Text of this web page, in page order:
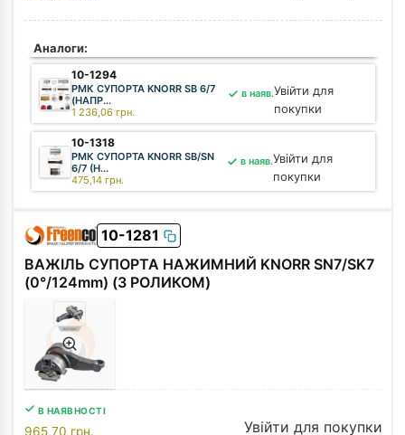
Аналоги:
10-1294
РМК СУПОРТА KNORR SB 6/7
(НАПР...
1 236,06 грн.
в наяв.Увійти для
покупки
10-1318
РМК СУПОРТА KNORR SB/SN
6/7 (Н...
475,14 грн.
в наяв.Увійти для
покупки
КОВПАК МЕТАЛЕВИЙ KNORR
SB 6/7 ...
59,94грн.
01-15078
ВТУЛКА СУПОРТА
ГУМОМЕТАЛЕВА KN...
162,24
10-1281
ВАЖІЛЬ СУПОРТА НАЖИМНИЙ KNORR SN7/SK7
(0°/124mm) (З РОЛИКОМ)
В НАЯВНОСТІ
965,70 грн. Увійти для покупки